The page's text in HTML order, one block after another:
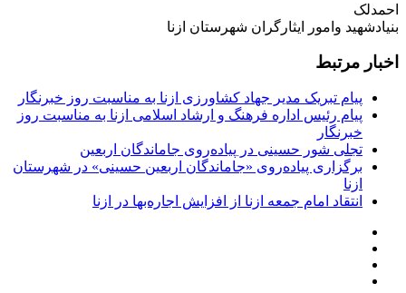
احمدلک
بنیادشهید وامور ایثارگران شهرستان ازنا
اخبار مرتبط
پیام تبریک مدیر جهاد کشاورزی ازنا به مناسبت روز خبرنگار
پیام رئیس اداره فرهنگ و ارشاد اسلامی ازنا به مناسبت روز
خبرنگار
تجلی شور حسینی در پیاده‌روی جاماندگان اربعین
برگزاری پیاده‌روی «جاماندگان اربعین حسینی» در شهرستان
ازنا
انتقاد امام جمعه ازنا از افزایش اجاره‌بها در ازنا